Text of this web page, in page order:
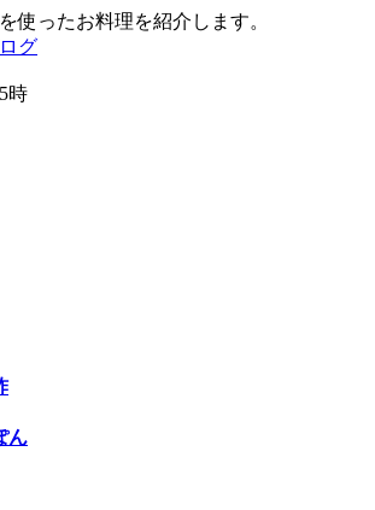
使ったお料理を紹介します。
グ
時
ん